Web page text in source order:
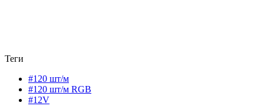
Теги
#120 шт/м
#120 шт/м RGB
#12V